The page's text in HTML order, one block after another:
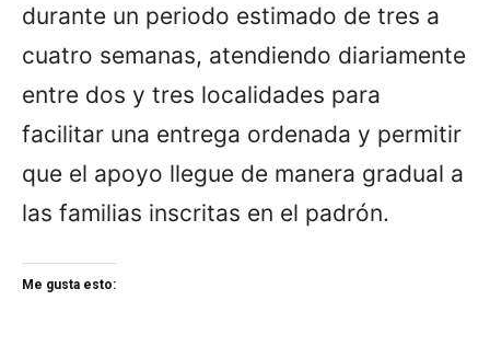
durante un periodo estimado de tres a
cuatro semanas, atendiendo diariamente
entre dos y tres localidades para
facilitar una entrega ordenada y permitir
que el apoyo llegue de manera gradual a
las familias inscritas en el padrón.
Me gusta esto: